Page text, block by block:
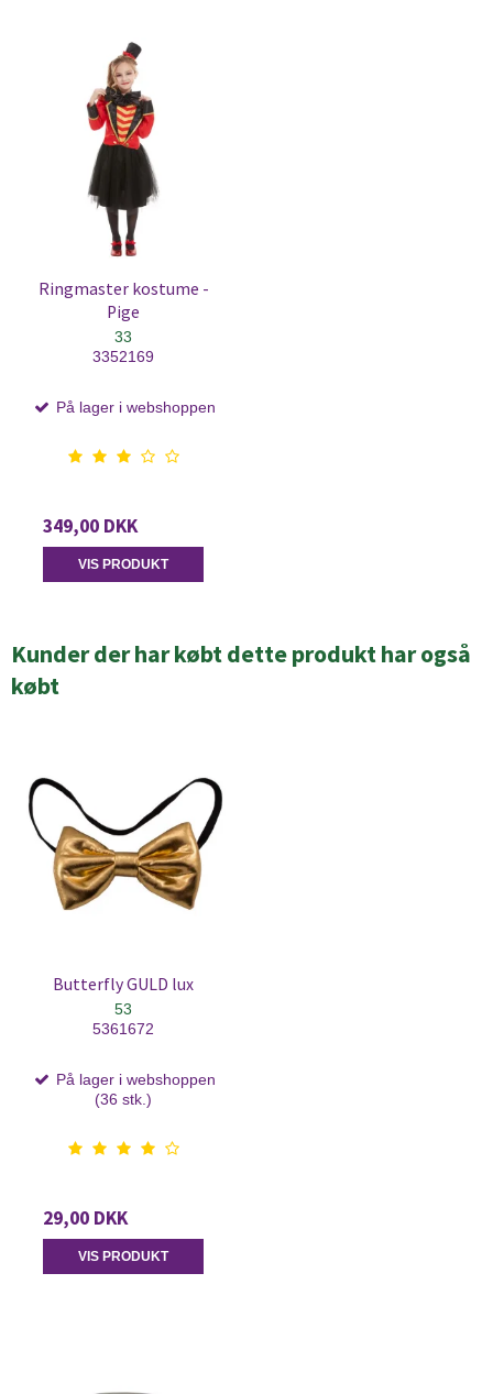
Ringmaster kostume -
Pige
33
3352169
På lager i webshoppen
349,00 DKK
VIS PRODUKT
Kunder der har købt dette produkt har også
købt
Butterfly GULD lux
53
5361672
På lager i webshoppen
(36 stk.)
29,00 DKK
VIS PRODUKT